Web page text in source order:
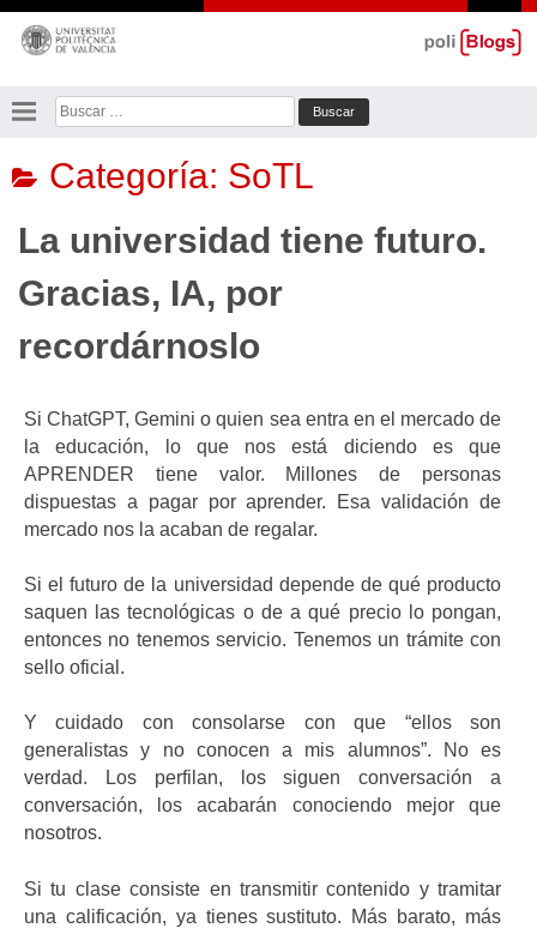
Saltar
contenido
Buscar:
Categoría: SoTL
La universidad tiene futuro.
Gracias, IA, por
recordárnoslo
Si ChatGPT, Gemini o quien sea entra en el mercado de
la educación, lo que nos está diciendo es que
APRENDER tiene valor. Millones de personas
dispuestas a pagar por aprender. Esa validación de
mercado nos la acaban de regalar.
Si el futuro de la universidad depende de qué producto
saquen las tecnológicas o de a qué precio lo pongan,
entonces no tenemos servicio. Tenemos un trámite con
sello oficial.
Y cuidado con consolarse con que “ellos son
generalistas y no conocen a mis alumnos”. No es
verdad. Los perfilan, los siguen conversación a
conversación, los acabarán conociendo mejor que
nosotros.
Si tu clase consiste en transmitir contenido y tramitar
una calificación, ya tienes sustituto. Más barato, más